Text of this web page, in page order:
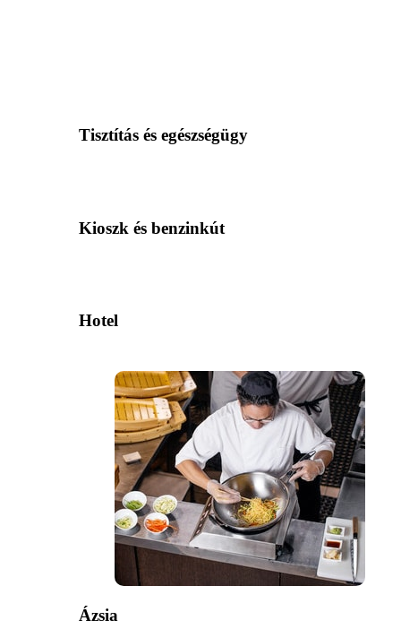
Tisztítás és egészségügy
Kioszk és benzinkút
Hotel
Ázsia